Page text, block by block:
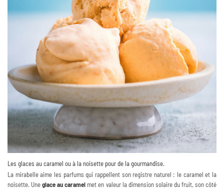
Les glaces au caramel ou à la noisette pour de la gourmandise.
La mirabelle aime les parfums qui rappellent son registre naturel : le caramel et la
noisette. Uneglace au caramel met en valeur la dimension solaire du fruit, son côté